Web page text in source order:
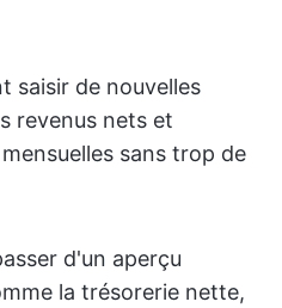
saisir de nouvelles
revenus nets et
sans trop de
d'un aperçu
la trésorerie nette,